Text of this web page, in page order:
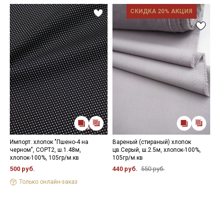
Импорт. хлопок "Пшено-4 на
черном", СОРТ2, ш.1.48м,
хлопок-100%, 105гр/м.кв
500 руб.
Только онлайн-заказ
СКИДКА 20% АКЦИЯ
Вареный (стираный) хлопок
цв.Серый, ш.2.5м, хлопок-100%,
105гр/м.кв
440 руб. 550 руб.